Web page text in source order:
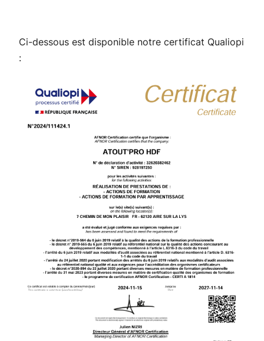
Ci-dessous est disponible notre certificat Qualiopi
: